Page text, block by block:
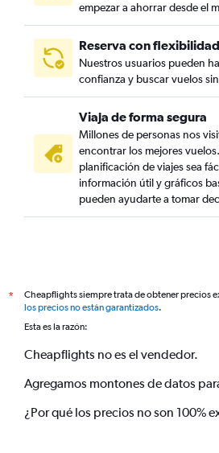
empezar a ahorrar desde el
Reserva con flexibilidad
Nuestros usuarios pueden
confianza y buscar vuelos
Viaja de forma segura
Millones de personas nos
encontrar los mejores
planificación de viajes sea
información útil y gráficos
pueden ayudarte a tomar
*
Cheapflights siempre trata de obtener precios
los precios no están garantizados.
Esta es la razón:
Cheapflights no es el vendedor.
Agregamos montones de datos
¿Por qué los precios no son 100%